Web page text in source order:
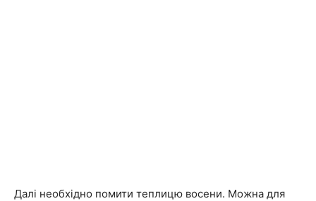
Далі необхідно помити теплицю восени. Можна для